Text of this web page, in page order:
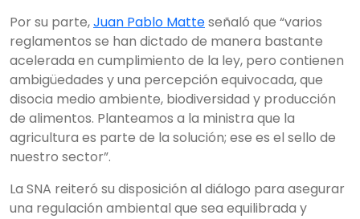
Por su parte,Juan Pablo Matteseñaló que “varios
reglamentos se han dictado de manera bastante
acelerada en cumplimiento de la ley, pero contienen
ambigüedades y una percepción equivocada, que
disocia medio ambiente, biodiversidad y producción
de alimentos. Planteamos a la ministra que la
agricultura es parte de la solución; ese es el sello de
nuestro sector”.
La SNA reiteró su disposición al diálogo para asegurar
una regulación ambiental que sea equilibrada y